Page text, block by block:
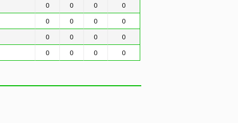
0 0 0
0
0 0 0
0
0 0 0
0
0 0 0 0